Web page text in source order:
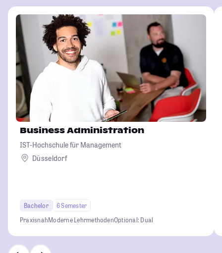
Business Administration
IST-Hochschule für Management
Düsseldorf
Bachelor
6 Semester
PraxisnahModerne LehrmethodenOptional: Dual